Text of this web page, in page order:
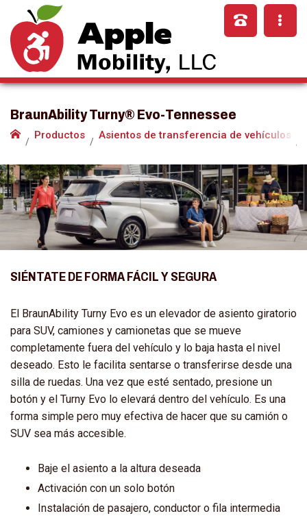
BraunAbility Turny® Evo-Tennessee
Productos Asientos de transferencia de vehículos
SIÉNTATE DE FORMA FÁCIL Y SEGURA
El BraunAbility Turny Evo es un elevador de asiento giratorio
para SUV, camiones y camionetas que se mueve
completamente fuera del vehículo y lo baja hasta el nivel
deseado. Esto le facilita sentarse o transferirse desde una
silla de ruedas. Una vez que esté sentado, presione un
botón y el Turny Evo lo elevará dentro del vehículo. Es una
forma simple pero muy efectiva de hacer que su camión o
SUV sea más accesible.
Baje el asiento a la altura deseada
Activación con un solo botón
Instalación de pasajero, conductor o fila intermedia